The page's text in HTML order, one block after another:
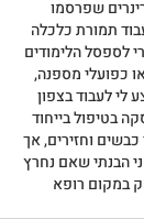
שפרסמו
תמורת כלכלה
לספסל הלימודים
כפועלי מספנה,
לי לעבוד בצפון
בטיפול בייחוד
כבשים וחזירים, אך
הבנתי שאם נחרץ
במקום רופא